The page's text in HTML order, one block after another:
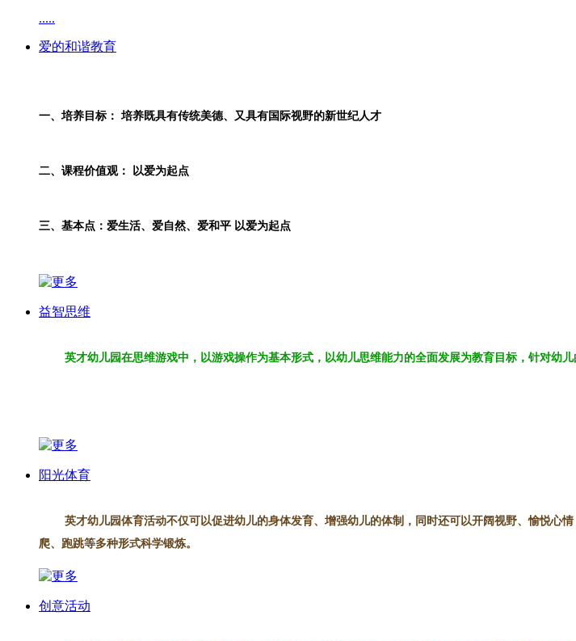
.....
爱的和谐教育
一、培养目标： 培养既具有传统美德、又具有国际视野的新世纪人才
二、课程价值观： 以爱为起点
三、基本点：爱生活、爱自然、爱和平 以爱为起点
益智思维
英才幼儿园在思维游戏中，以游戏操作为基本形式，以幼儿思维能力的全面发展为教育目标，针对幼
阳光体育
英才幼儿园体育活动不仅可以促进幼儿的身体发育、增强幼儿的体制，同时还可以开阔视野、愉悦
爬、跑跳等多种形式科学锻炼。
创意活动